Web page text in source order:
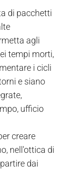
di pacchetti
agli
tempi morti,
i cicli
e siano
ufficio
creare
nell'ottica di
dai